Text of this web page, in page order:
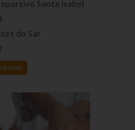
Santa Isabel
do Sar